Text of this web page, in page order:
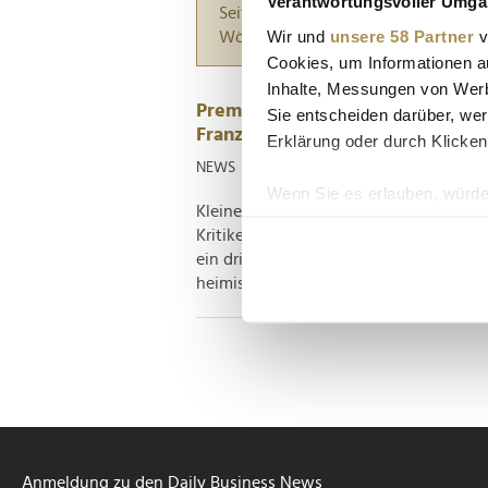
Wir und unsere 58 Partner
Cookies, um Informationen
Inhalte, Messungen von
Sie entscheiden darüber,
Erklärung oder durch
Wenn Sie es erlauben,
Erfahren Sie mehr darüber,
Seiten suchen, die genau diese
Wörter zwischen
Premiere von "Paddington in
Franziska Giffey
NEWS
Kleiner Bär, große Fußstapfen:
Kritikern und Publikum für
ein drittes Kino-Abenteuer in den
heimische Peru zieht, hat sich die...
Anmeldung zu den Daily Business News